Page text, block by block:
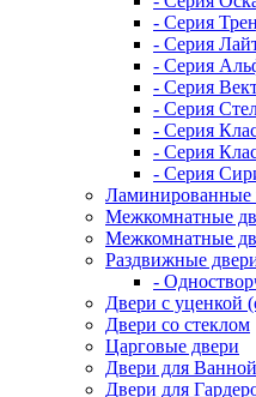
- Серия
- Серия
- Серия
- Серия
- Серия
- Серия
- Серия
- Серия
Ламинированные
Межкомнатные
Межкомнатные
Раздвижные
-
Двери с уценкой
Двери со стеклом
Царговые двери
Двери для Ванной
Двери для